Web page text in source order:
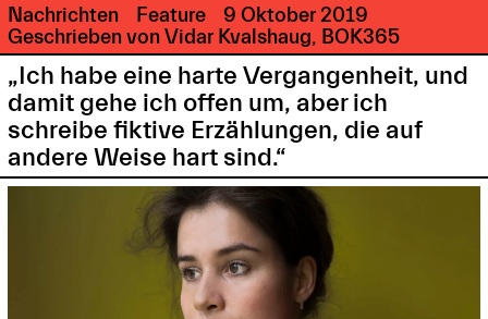
Nachrichten Feature
9 Oktober 2019
Geschrieben von Vidar Kvalshaug, BOK365
„Ich habe eine harte Vergangenheit, und
damit gehe ich offen um, aber ich
schreibe fiktive Erzählungen, die auf
andere Weise hart sind.“